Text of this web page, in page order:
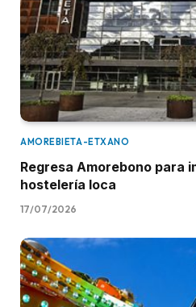
AMOREBIETA-ETXANO
Regresa Amorebono para
hostelería loca
17/07/2026